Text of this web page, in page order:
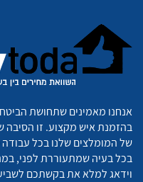
אנחנו מאמינים שתחושת
בהזמנת איש מקצוע. זו הסיבה
של המומלצים שלנו בכל
בכל בעיה שמתעוררת לפני,
וידאג למלא את בקשתכם